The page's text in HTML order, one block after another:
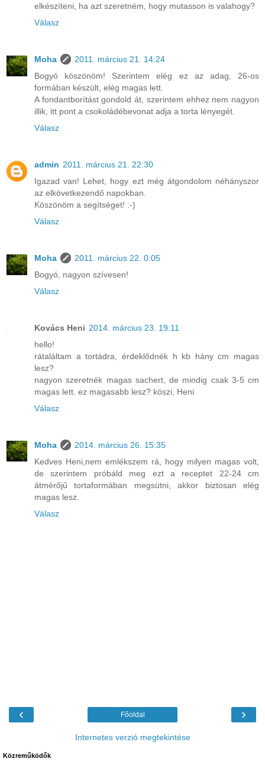
elkészíteni, ha azt szeretném, hogy mutasson is valahogy?
Válasz
Moha
2011. március 21. 14:24
Bogyó köszönöm! Szerintem elég ez az adag, 26-os
formában készült, elég magas lett.
A fondantborítást gondold át, szerintem ehhez nem nagyon
illik, itt pont a csokoládébevonat adja a torta lényegét.
Válasz
admin 2011. március 21. 22:30
Igazad van! Lehet, hogy ezt még átgondolom néhányszor
az elkövetkezendő napokban.
Köszönöm a segítséget! :-)
Válasz
Moha
2011. március 22. 0:05
Bogyó, nagyon szívesen!
Válasz
Kovács Heni 2014. március 23. 19:11
hello!
rátaláltam a tortádra, érdeklődnék h kb hány cm magas
lesz?
nagyon szeretnék magas sachert, de mindig csak 3-5 cm
magas lett. ez magasabb lesz? köszi, Heni
Válasz
Moha
2014. március 26. 15:35
Kedves Heni,nem emlékszem rá, hogy milyen magas volt,
de szerintem próbáld meg ezt a receptet 22-24 cm
átmérőjű tortaformában megsütni, akkor biztosan elég
magas lesz.
Válasz
‹ ›
Főoldal
Internetes verzió megtekintése
Közreműködők